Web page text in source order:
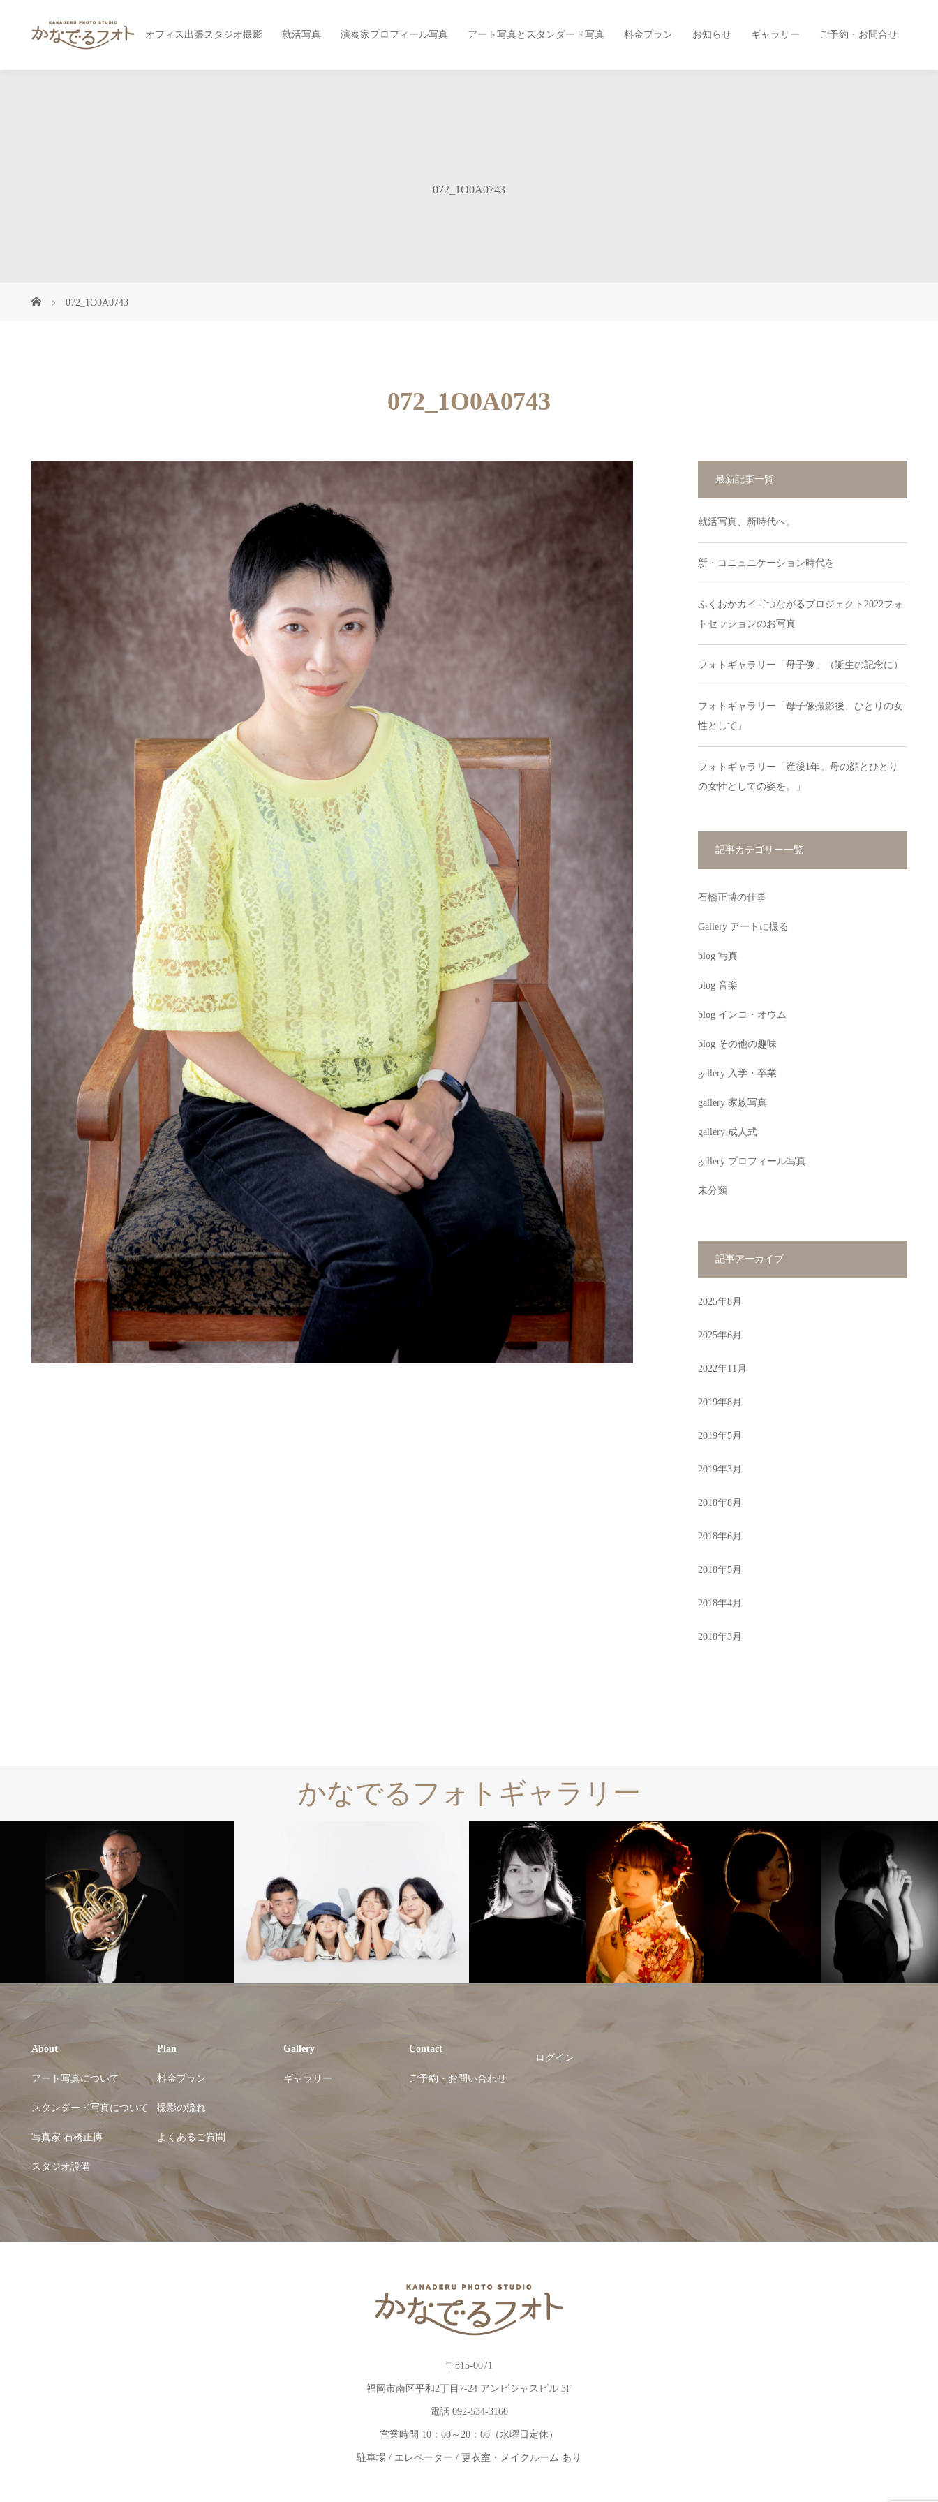
オフィス出張スタジオ撮影 就活写真 演奏家プロフィール写真 アート写真とスタンダード写真 料金プラン お知らせ ギャラリー ご予約・お問合せ
072_1O0A0743
072_1O0A0743
072_1O0A0743
最新記事一覧
就活写真、新時代へ。
新・コニュニケーション時代を
ふくおかカイゴつながるプロジェクト2022フォ
トセッションのお写真
フォトギャラリー「母子像」（誕生の記念に）
フォトギャラリー「母子像撮影後、ひとりの女
性として」
フォトギャラリー「産後1年。母の顔とひとり
の女性としての姿を。」
記事カテゴリー一覧
石橋正博の仕事
Gallery アートに撮る
blog 写真
blog 音楽
blog インコ・オウム
blog その他の趣味
gallery 入学・卒業
gallery 家族写真
gallery 成人式
gallery プロフィール写真
未分類
記事アーカイブ
2025年8月
2025年6月
2022年11月
2019年8月
2019年5月
2019年3月
2018年8月
2018年6月
2018年5月
2018年4月
2018年3月
かなでるフォトギャラリー
About
アート写真について
スタンダード写真について
写真家 石橋正博
スタジオ設備
Plan
料金プラン
撮影の流れ
よくあるご質問
Gallery
ギャラリー
Contact
ご予約・お問い合わせ
ログイン
〒815-0071
福岡市南区平和2丁目7-24 アンビシャスビル 3F
電話 092-534-3160
営業時間 10：00～20：00（水曜日定休）
駐車場 / エレベーター / 更衣室・メイクルーム あり